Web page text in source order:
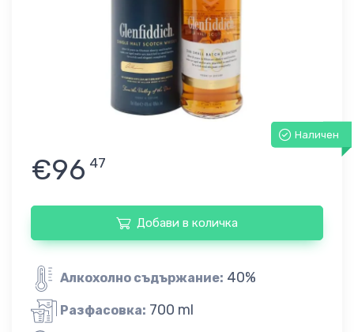
Наличен
€96 47
Добави в количка
Алкохолно съдържание: 40%
Разфасовка: 700 ml